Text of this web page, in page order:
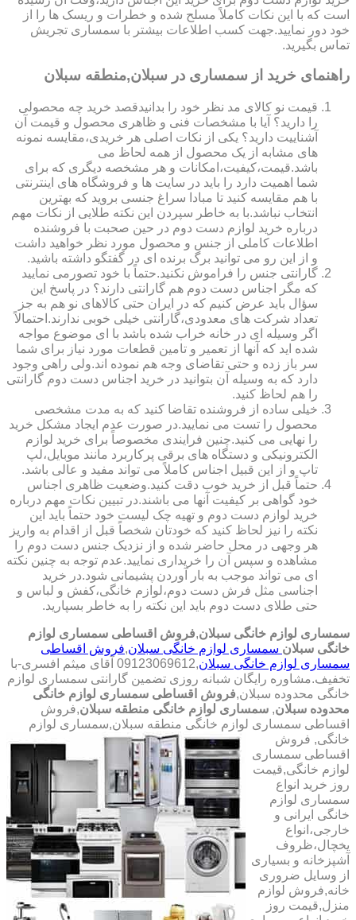
است که با این نکات کاملاً مسلح شده و خطرات و ریسک ها را از
خود دور نمایید.جهت کسب اطلاعات بیشتر با سمساری تجریش
تماس بگیرید.
راهنمای خرید از سمساری در سبلان,منطقه سبلان
قیمت نو کالای مد نظر خود را بدانیدقصد خرید چه محصولی
را دارید؟ آیا با مشخصات فنی و ظاهری محصول و قیمت آن
آشناییت دارید؟ یکی از نکات اصلی هر خریدی،مقایسه نمونه
های مشابه از یک محصول از همه لحاظ می
باشد.قیمت،کیفیت،امکانات و هر مشخصه دیگری که برای
شما اهمیت دارد را باید در سایت ها و فروشگاه های اینترنتی
با هم مقایسه کنید تا مبادا سراغ جنسی بروید که بهترین
انتخاب نباشد.با به خاطر سپردن این نکته طلایی از نکات مهم
درباره خرید لوازم دست دوم در حین صحبت با فروشنده
اطلاعات کاملی از جنس و محصول مورد نظر خواهید داشت
و از این رو می توانید برگ برنده ای در گفتگو داشته باشید.
گارانتی جنس را فراموش نکنید.حتماً با خود تصورمی نمایید
که مگر اجناس دست دوم هم گارانتی دارند؟ در پاسخ این
سؤال باید عرض کنیم که در ایران حتی کالاهای نو هم به جز
تعداد شرکت های معدودی،گارانتی خیلی خوبی ندارند.احتمالاً
اگر وسیله ای در خانه خراب شده باشد با ای موضوع مواجه
شده اید که آنها از تعمیر و تامین قطعات مورد نیاز برای شما
سر باز زده و حتی تقاضای وجه هم نموده اند.ولی راهی وجود
دارد که به وسیله آن بتوانید در خرید اجناس دست دوم گارانتی
را هم لحاظ کنید.
خیلی ساده از فروشنده تقاضا کنید که به مدت مشخصی
محصول را تست می نمایید.در صورت عدم ایجاد مشکل خرید
را نهایی می کنید.چنین فرایندی مخصوصاً برای خرید لوازم
الکترونیکی و دستگاه های برقی پرکاربرد مانند موبایل،لپ
تاپ و از این قبیل اجناس کاملاً می تواند مفید و عالی باشد.
حتماً قبل از خرید خوب دقت کنید.وضعیت ظاهری اجناس
خود گواهی بر کیفیت آنها می باشند.در تبیین نکات مهم درباره
خرید لوازم دست دوم و تهیه چک لیست خود حتماً باید این
نکته را نیز لحاظ کنید که خودتان شخصاً قبل از اقدام به واریز
هر وجهی در محل حاضر شده و از نزدیک جنس دست دوم را
مشاهده و سپس آن را خریداری نمایید.عدم توجه به چنین نکته
ای می تواند موجب به بار آوردن پشیمانی شود.در خرید
اجناسی مثل فرش دست دوم،لوازم خانگی،کفش و لباس و
حتی طلای دست دوم باید این نکته را به خاطر بسپارید.
سمساری لوازم خانگی سبلان,فروش اقساطی سمساری لوازم
خانگی سبلان سمساری لوازم خانگی سبلان,فروش اقساطی
سمساری لوازم خانگی سبلان
,09123069612 آقای میثم افسری-با
تخفیف.مشاوره رایگان شبانه روزی تضمین گارانتی سمساری لوازم
خانگی محدوده سبلان,فروش اقساطی سمساری لوازم خانگی
محدوده سبلان, سمساری لوازم خانگی منطقه سبلان,فروش
اقساطی سمساری لوازم خانگی منطقه سبلان,سمساری لوازم
خانگی, فروش
اقساطی سمساری
لوازم خانگی,قیمت
روز خرید انواع
سمساری لوازم
خانگی ایرانی و
خارجی،انواع
یخچال،ظروف
آشپزخانه و بسیاری
از وسایل ضروری
خانه,فروش لوازم
منزل,قیمت روز